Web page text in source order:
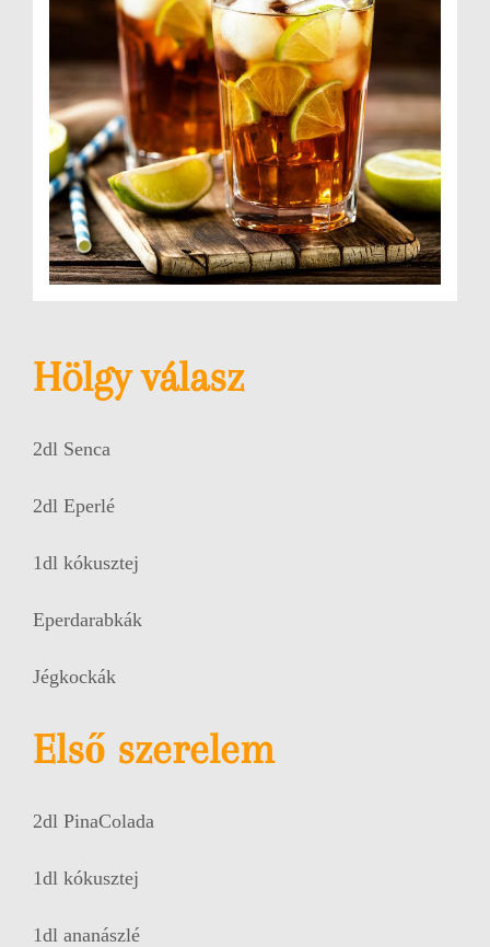
Hölgy válasz
2dl Senca
2dl Eperlé
1dl kókusztej
Eperdarabkák
Jégkockák
Első szerelem
2dl PinaColada
1dl kókusztej
1dl ananászlé